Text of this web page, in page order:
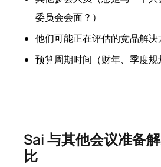
委员会会面？）
他们可能正在评估的竞品解决
预算周期时间（财年、季度规
Sai 与其他会议准备
比